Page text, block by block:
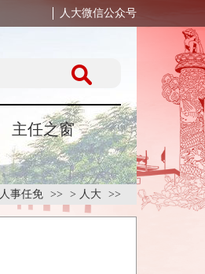
人大微信公众号
主任之窗
人事任免 > 人大